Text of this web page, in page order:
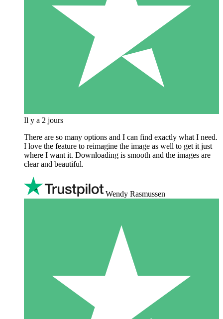
Il y a 2 jours
There are so many options and I can find exactly what I need.
I love the feature to reimagine the image as well to get it just
where I want it. Downloading is smooth and the images are
clear and beautiful.
Wendy Rasmussen